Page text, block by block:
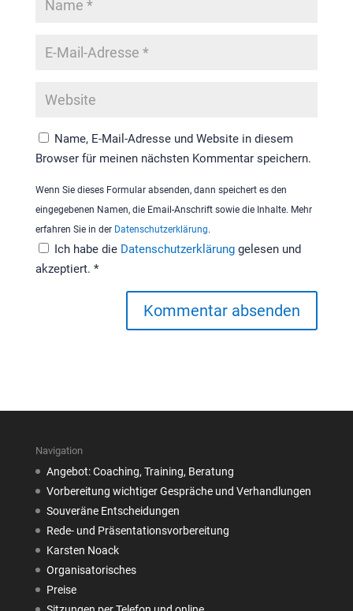
Name, E-Mail-Adresse und Website in diesem
Browser für meinen nächsten Kommentar speichern.
Wenn Sie dieses Formular absenden, dann speichert es den
eingegebenen Namen, die Email-Anschrift sowie die Inhalte. Mehr
erfahren Sie in der Datenschutzerklärung.
Ich habe die Datenschutzerklärung gelesen und
akzeptiert. *
Navigation
Angebot: Coaching, Training, Beratung
Vorbereitung wichtiger Gespräche und Verhandlungen
Souveräne Entscheidungen
Rede- und Präsentationsvorbereitung
Karsten Noack
Organisatorisches
Preise